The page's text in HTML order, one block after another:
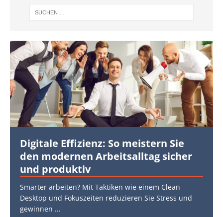
Digitale Effizienz: So meistern Sie
den modernen Arbeitsalltag sicher
und produktiv
Smarter arbeiten? Mit Taktiken wie einem Clean
Desktop und Fokuszeiten reduzieren Sie Stress und
gewinnen ...